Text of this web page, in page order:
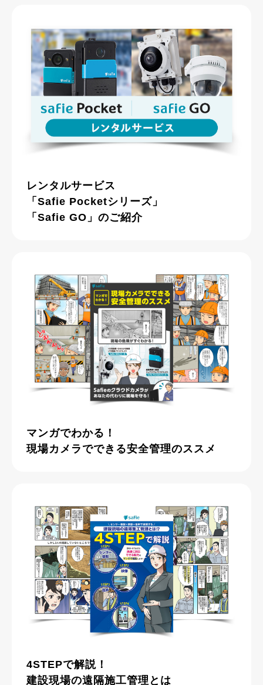
レンタルサービス
「Safie Pocketシリーズ」
「Safie GO」のご紹介
マンガでわかる！
現場カメラでできる安全管理のススメ
4STEPで解説！
建設現場の遠隔施工管理とは